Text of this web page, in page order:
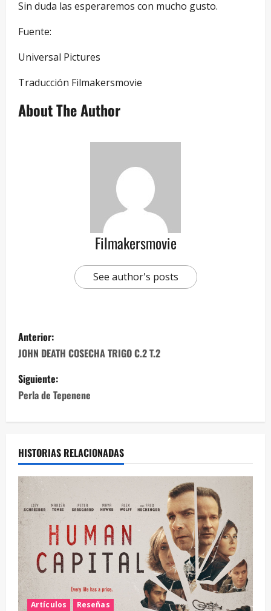
Sin duda las esperaremos con mucho gusto.
Fuente:
Universal Pictures
Traducción Filmakersmovie
About The Author
Filmakersmovie
See author's posts
Anterior:
JOHN DEATH COSECHA TRIGO C.2 T.2
Siguiente:
Perla de Tepenene
HISTORIAS RELACIONADAS
Artículos Reseñas